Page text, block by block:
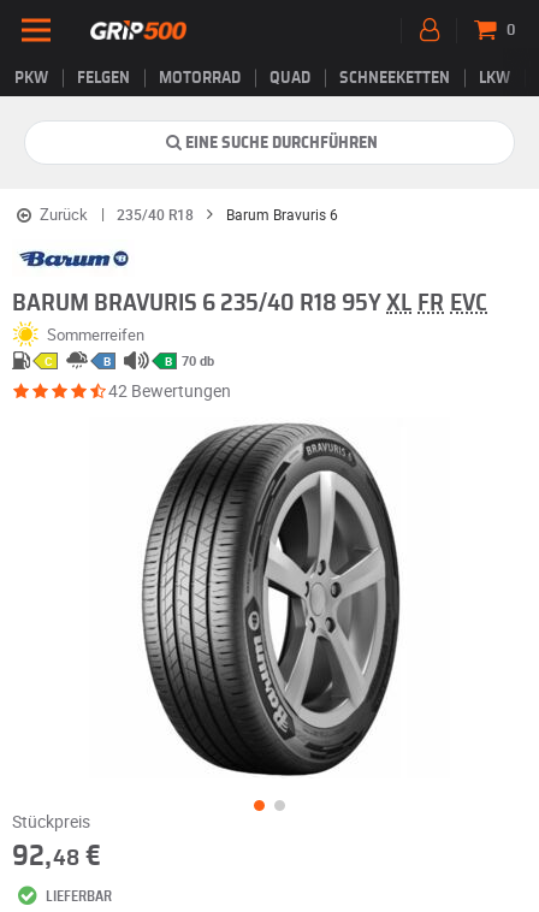
PKW FELGEN MOTORRAD QUAD SCHNEEKETTEN LKW
0
EINE SUCHE DURCHFÜHREN
Zurück 235/40 R18 Barum Bravuris 6
BARUM BRAVURIS 6 235/40 R18 95Y XL FR EVC
Sommerreifen
C B B 70 db
42 Bewertungen
Stückpreis
92,48 €
LIEFERBAR